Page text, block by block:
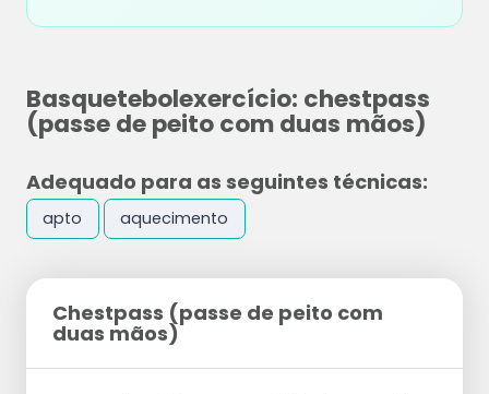
Basquetebolexercício: chestpass
(passe de peito com duas mãos)
Adequado para as seguintes técnicas:
apto aquecimento
Chestpass (passe de peito com
duas mãos)